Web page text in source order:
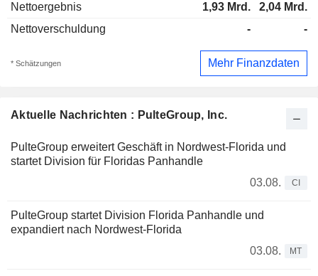
Aktuelle Nachrichten : PulteGroup, Inc.
PulteGroup erweitert Geschäft in Nordwest-Florida und
startet Division für Floridas Panhandle
03.08.
CI
PulteGroup startet Division Florida Panhandle und
expandiert nach Nordwest-Florida
03.08.
MT
Nettoergebnis
1,93 Mrd.
2,04 Mrd.
Nettoverschuldung
- -
* Schätzungen Mehr Finanzdaten